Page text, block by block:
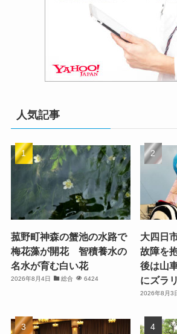
人気記事
菰野町神森の蟹池の水路で
梅花藻が開花 智積養水の
名水が育む白い花
2026年8月4日 総合 6424
大四日
故障を
後は山
にズラリ
2026年8月3